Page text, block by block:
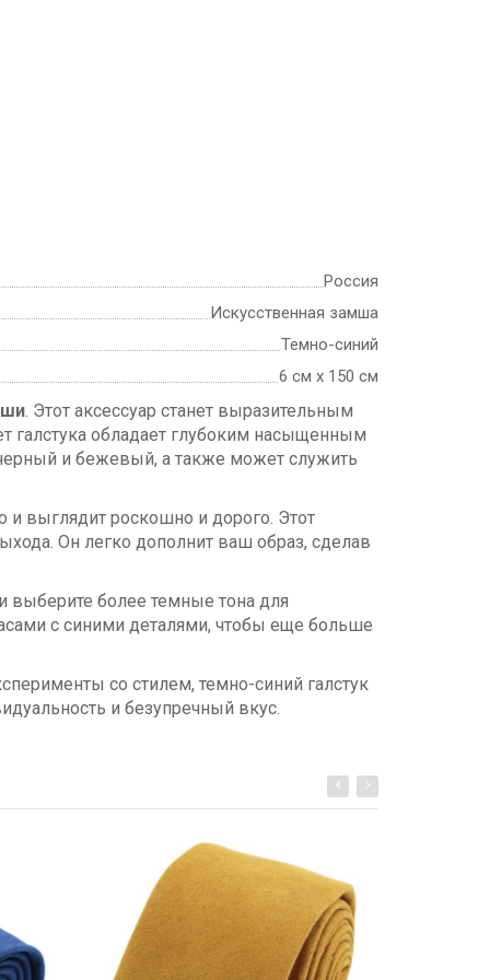
Россия
Искусственная замша
Темно-синий
6 см х 150 см
. Этот аксессуар станет выразительным
галстука обладает глубоким насыщенным
и бежевый, а также может служить
и выглядит роскошно и дорого. Этот
Он легко дополнит ваш образ, сделав
выберите более темные тона для
с синими деталями, чтобы еще больше
со стилем, темно-синий галстук
и безупречный вкус.